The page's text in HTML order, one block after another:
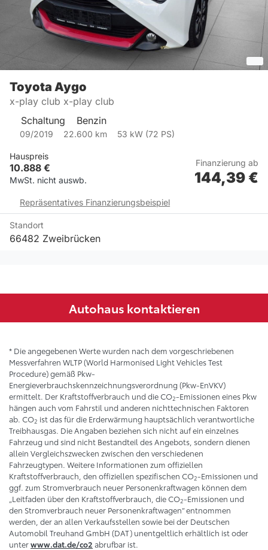
Toyota Aygo
x-play club x-play club
Schaltung
Benzin
09/2019 22.600 km 53 kW (72 PS)
Hauspreis
10.888 €
MwSt. nicht auswb.
Finanzierung ab
144,39 €
Repräsentatives Finanzierungsbeispiel
Standort
66482 Zweibrücken
Autohaus kontaktieren
2 3 4 …
* Die angegebenen Werte wurden nach dem vorgeschriebenen
Messverfahren WLTP (World Harmonised Light Vehicles Test
Procedure) gemäß Pkw-
Energieverbrauchskennzeichnungsverordnung (Pkw-EnVKV)
ermittelt. Der Kraftstoffverbrauch und die CO2-Emissionen eines Pkw
hängen auch vom Fahrstil und anderen nichttechnischen Faktoren
ab. CO2 ist das für die Erderwärmung hauptsächlich verantwortliche
Treibhausgas. Die Angaben beziehen sich nicht auf ein einzelnes
Fahrzeug und sind nicht Bestandteil des Angebots, sondern dienen
allein Vergleichszwecken zwischen den verschiedenen
Fahrzeugtypen. Weitere Informationen zum offiziellen
Kraftstoffverbrauch, den offiziellen spezifischen CO2-Emissionen und
ggf. zum Stromverbrauch neuer Personenkraftwagen können dem
„Leitfaden über den Kraftstoffverbrauch, die CO2-Emissionen und
den Stromverbrauch neuer Personenkraftwagen“ entnommen
werden, der an allen Verkaufsstellen sowie bei der Deutschen
Automobil Treuhand GmbH (DAT) unentgeltlich erhältlich ist oder
unterwww.dat.de/co2 abrufbar ist.